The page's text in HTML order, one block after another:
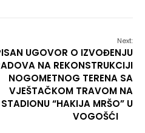
Next:
UGOVOR O IZVOĐENJU
NA REKONSTRUKCIJI
NOGOMETNOG TERENA SA
VJEŠTAČKOM TRAVOM NA
STADIONU “HAKIJA MRŠO” U
VOGOŠĆI